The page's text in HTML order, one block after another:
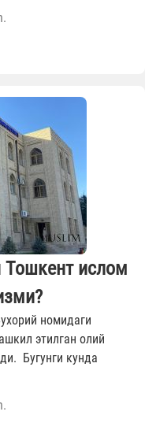
ислом
номидаги
этилган олий
Бугунги кунда